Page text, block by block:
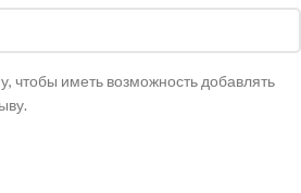
чтобы иметь возможность добавлять